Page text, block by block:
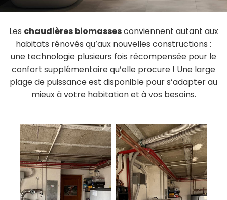
Les chaudières biomassesconviennent autant aux
habitats rénovés qu’aux nouvelles constructions :
une technologie plusieurs fois récompensée pour le
confort supplémentaire qu’elle procure ! Une large
plage de puissance est disponible pour s’adapter au
mieux à votre habitation et à vos besoins.